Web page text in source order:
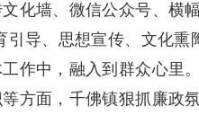
化墙、微信公众号、横
引导、思想宣传、文化
作中，融入到群众心里
方面，千佛镇狠抓廉政